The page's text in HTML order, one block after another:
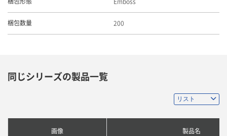
梱包形態
梱包数量 200
同じシリーズの製品一覧
画像 製品名